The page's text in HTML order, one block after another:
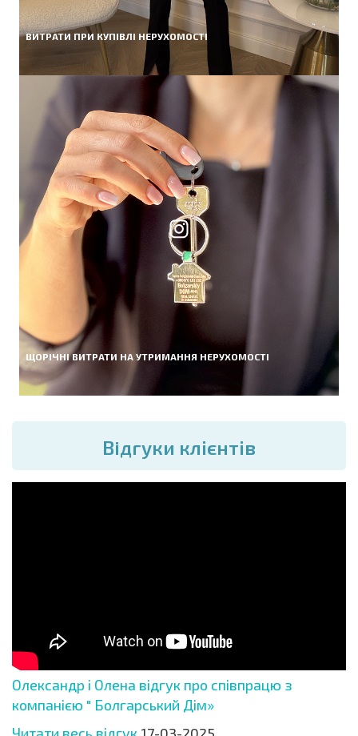
ВИТРАТИ ПРИ КУПІВЛІ НЕРУХОМОСТІ
ЩОРІЧНІ ВИТРАТИ НА УТРИМАННЯ НЕРУХОМОСТІ
Вiдгуки клієнтів
Олександр і Олена відгук про співпрацю з
компанією " Болгарський Дім»